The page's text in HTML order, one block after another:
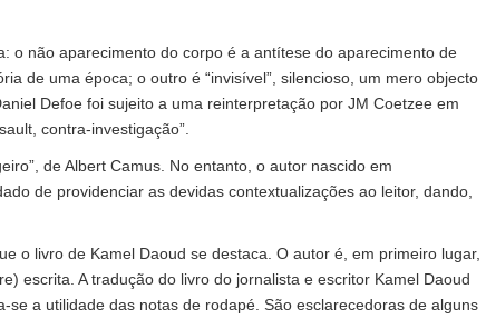
o não aparecimento do corpo é a antítese do aparecimento de
de uma época; o outro é “invisível”, silencioso, um mero objecto
Defoe foi sujeito a uma reinterpretação por JM Coetzee em
contra-investigação”.
de Albert Camus. No entanto, o autor nascido em
de providenciar as devidas contextualizações ao leitor, dando,
o livro de Kamel Daoud se destaca. O autor é, em primeiro lugar,
escrita. A tradução do livro do jornalista e escritor Kamel Daoud
a utilidade das notas de rodapé. São esclarecedoras de alguns